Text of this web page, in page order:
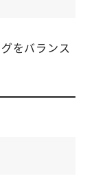
をバランス